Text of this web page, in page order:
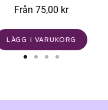
Från 75,00 kr
LÄGG I VARUKORG